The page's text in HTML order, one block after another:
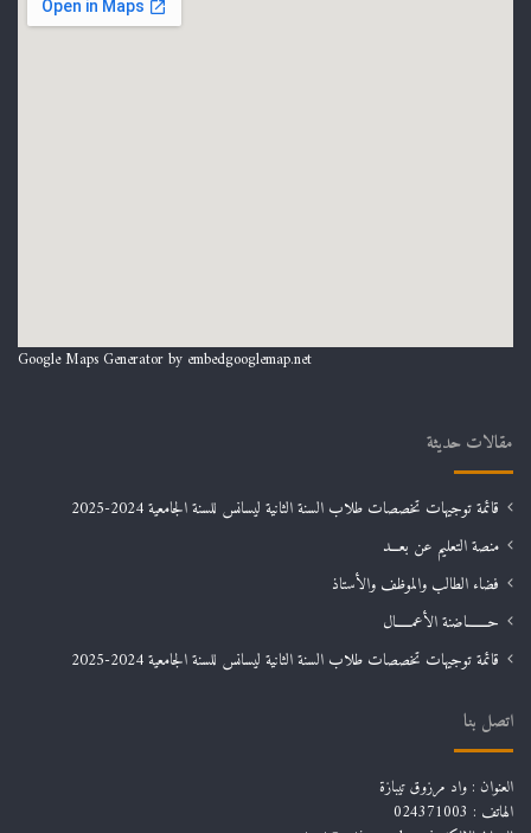
Google Maps Generator by embedgooglemap.net
مقالات حديثة
قائمة توجيهات تخصصات طلاب السنة الثانية ليسانس للسنة الجامعية 2024-2025
منصة التعليم عن بعـــد
فضاء الطالب والموظف والأستاذ
حـــــــاضنة الأعمـــــال
قائمة توجيهات تخصصات طلاب السنة الثانية ليسانس للسنة الجامعية 2024-2025
اتصل بنا
العنوان : واد مرزوق تيبازة
الهاتف : 024371003